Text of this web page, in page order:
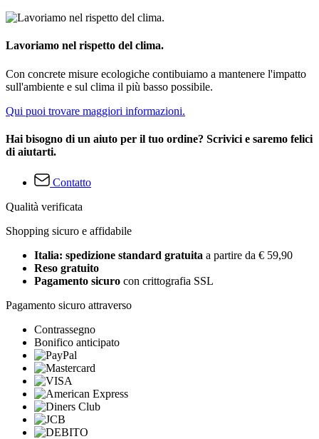
Lavoriamo nel rispetto del clima.
Con concrete misure ecologiche contibuiamo a mantenere l'impatto
sull'ambiente e sul clima il più basso possibile.
Qui puoi trovare maggiori informazioni.
Hai bisogno di un aiuto per il tuo ordine? Scrivici e saremo felici
di aiutarti.
Contatto
Qualità verificata
Shopping sicuro e affidabile
Italia: spedizione standard gratuita a partire da € 59,90
Reso gratuito
Pagamento sicuro con crittografia SSL
Pagamento sicuro attraverso
Contrassegno
Bonifico anticipato